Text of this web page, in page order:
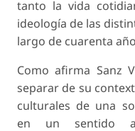
tanto la vida
ideología de las
largo de cuarenta
Como afirma Sanz
separar de su
culturales de una
en un sentido